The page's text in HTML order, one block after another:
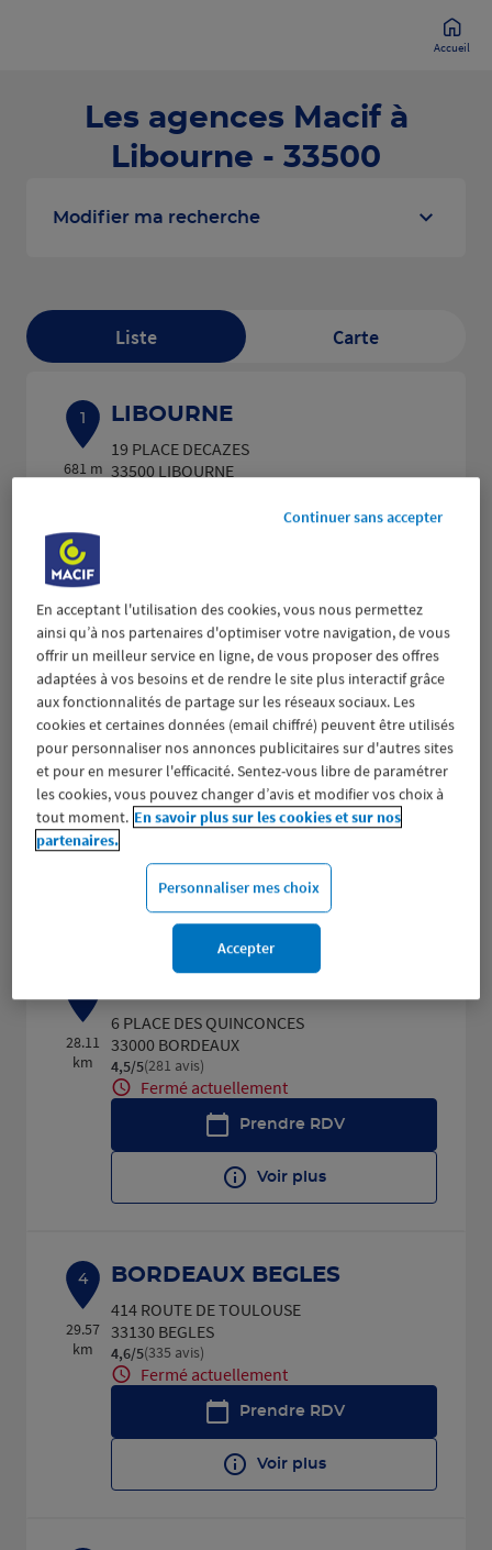
Accueil
Les agences Macif à
Libourne - 33500
Modifier ma recherche
Liste Carte
1
681 m
LIBOURNE
19 PLACE DECAZES
33500 LIBOURNE
Fermé actuellement
Voir plus
2
22.81
km
BORDEAUX LORMONT
AVENUE DE LA RESISTANCE
33310 LORMONT
4,5/5Note de 4.5 sur 5
(450 avis)
Fermé actuellement
Voir plus
28.11
km
6 PLACE DES QUINCONCES
33000 BORDEAUX
4,5/5Note de 4.5 sur 5
(281 avis)
Fermé actuellement
Prendre RDV
Voir plus
4
29.57
km
BORDEAUX BEGLES
414 ROUTE DE TOULOUSE
33130 BEGLES
4,6/5Note de 4.6 sur 5
(335 avis)
Fermé actuellement
Prendre RDV
Voir plus
En acceptant l'utilisation des cookies, vous nous permettez
ainsi qu’à nos partenaires d'optimiser votre navigation, de vous
offrir un meilleur service en ligne, de vous proposer des offres
adaptées à vos besoins et de rendre le site plus interactif grâce
aux fonctionnalités de partage sur les réseaux sociaux. Les
cookies et certaines données (email chiffré) peuvent être utilisés
pour personnaliser nos annonces publicitaires sur d'autres sites
et pour en mesurer l'efficacité. Sentez-vous libre de paramétrer
les cookies, vous pouvez changer d’avis et modifier vos choix à
tout moment. En savoir plus sur les cookies et sur nos
partenaires.
Personnaliser mes choix
Continuer sans accepter
Accepter